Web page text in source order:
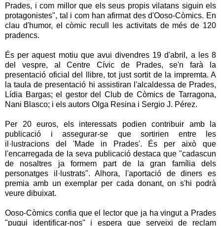
Prades, i com millor que els seus propis vilatans siguin els
protagonistes", tal i com han afirmat des d'Ooso-Còmics. En
clau d'humor, el còmic recull les activitats de més de 120
pradencs.
És per aquest motiu que avui divendres 19 d'abril, a les 8
del vespre, al Centre Cívic de Prades, se'n farà la
presentació oficial del llibre, tot just sortit de la impremta. A
la taula de presentació hi assistiran l'alcaldessa de Prades,
Lídia Bargas; el gestor del Club de Còmics de Tarragona,
Nani Blasco; i els autors Olga Resina i Sergio J. Pérez.
Per 20 euros, els interessats podien contribuir amb la
publicació i assegurar-se que sortirien entre les
il·lustracions del 'Made in Prades'. És per això que
l'encarregada de la seva publicació destaca que "cadascun
de nosaltres ja formem part de la gran família dels
personatges il·lustrats". Alhora, l'aportació de diners es
premia amb un exemplar per cada donant, on s'hi podrà
veure dibuixat.
Ooso-Còmics confia que el lector que ja ha vingut a Prades
"pugui identificar-nos" i espera que serveixi de reclam